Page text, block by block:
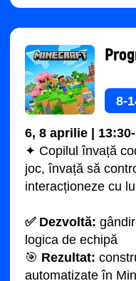
© 2026 Impact. All